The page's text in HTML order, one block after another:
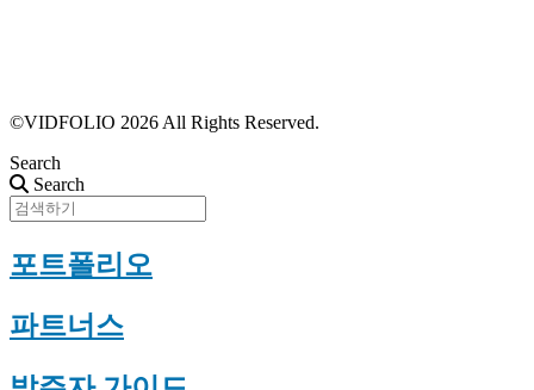
©VIDFOLIO 2026 All Rights Reserved.
Search
Search
포트폴리오
파트너스